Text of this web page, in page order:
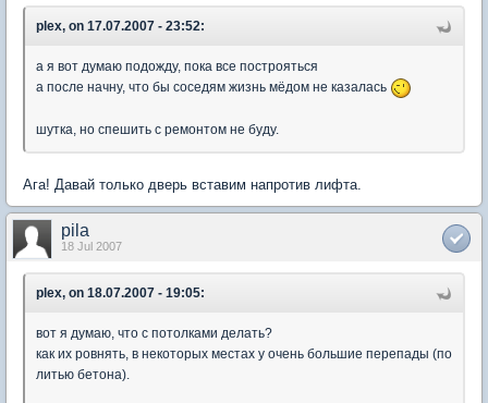
plex, on 17.07.2007 - 23:52:
а я вот думаю подожду, пока все построяться
а после начну, что бы соседям жизнь мёдом не казалась
шутка, но спешить с ремонтом не буду.
Ага! Давай только дверь вставим напротив лифта.
pila
18 Jul 2007
plex, on 18.07.2007 - 19:05:
вот я думаю, что с потолками делать?
как их ровнять, в некоторых местах у очень большие перепады (по
литью бетона).